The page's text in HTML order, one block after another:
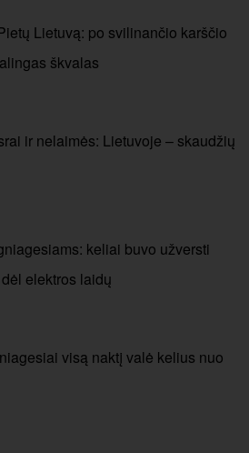
Lietuvą: po svilinančio karščio
škvalas
ir nelaimės: Lietuvoje – skaudžių
keliai buvo užversti
elektros laidų
visą naktį valė kelius nuo